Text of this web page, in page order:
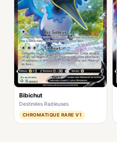
Bibichut
Destinées Radieuses
CHROMATIQUE RARE V1